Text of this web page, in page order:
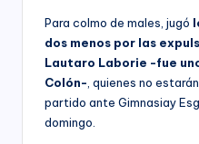
Para colmo de males, jugó
dos menos por las
Lautaro Laborie -fue
Colón- , quienes no
partido ante Gimnasiay
domingo.